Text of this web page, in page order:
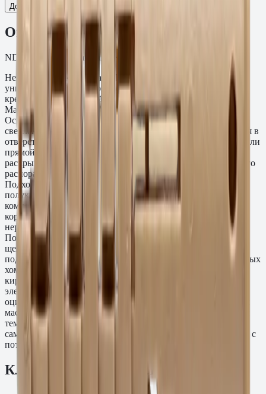
Добавить к сравнению
Описание
ND Дюбель нейлоновый 5×25.
Нейлоновый дюбель Fasty ND из полиамида PA6 —
универсальный расширительный дюбель без гвоздя для
крепления конструкций к бетону и полнотелому кирпичу.
Материал: полиамид PA6, без металлических компонентов.
Основания: бетон C20/25, полнотелый кирпич. Монтаж:
сверление отверстия по диаметру дюбеля, установка дюбеля в
отверстие, завинчивание подходящего шурупа (крестовой или
прямой шлиц) — при завинчивании тело дюбеля
раскрывается в отверстии и фиксируется за счёт радиального
распора. Диаметр дюбеля: 5–10 мм. Длина: 25–50 мм.
Подходит для шурупов с потайной, цилиндрической или
полукруглой головкой. Отсутствие металлических
компонентов полностью исключает биметаллическую
коррозию при контакте с алюминиевыми конструкциями,
нержавеющими листами и оцинкованными поверхностями.
Полиамид PA6 устойчив к маслам, смазкам и слабым
щелочам. Применяется для монтажа плинтусов,
подоконников, дверных коробок, кабельных каналов, трубных
хомутов, лёгких навесных элементов к бетонным и
кирпичным основаниям. Дюбель не взаимодействует
электрохимически с алюминиевыми конструкциями и
оцинкованными поверхностями. Полиамид PA6 устойчив к
маслам, смазкам, слабым щелочам и ультрафиолету. Рабочая
температура: от −30 до +80 °C. Допускается применение с
саморезами по дереву и металлу стандартных типоразмеров с
потайной или цилиндрической головкой.
Ключевые преимущества